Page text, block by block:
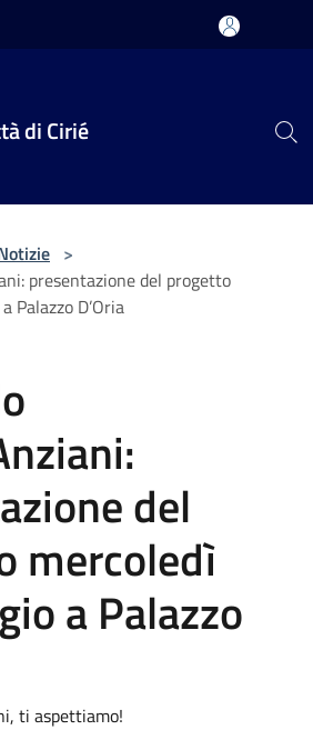
di Cirié
>
presentazione del progetto
Palazzo D’Oria
del
mercoledì
a Palazzo
ti aspettiamo!